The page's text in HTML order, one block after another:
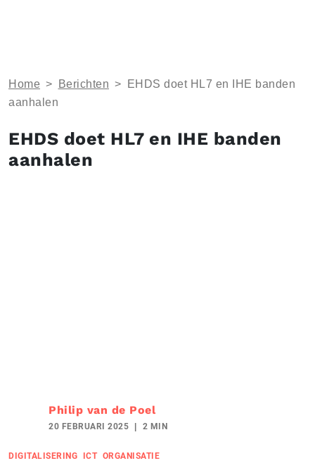
Home > Berichten >
EHDS doet HL7 en IHE banden
aanhalen
EHDS doet HL7 en IHE banden
aanhalen
Philip van de Poel
20 FEBRUARI 2025 2 MIN
DIGITALISERING ICT ORGANISATIE